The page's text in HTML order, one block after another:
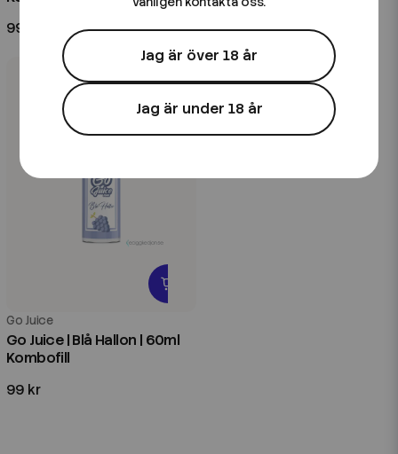
99 kr
79 kr
Go Juice
Go Juice | Blå Hallon | 60ml
Kombofill
99 kr
Jag är över 18 år
Jag är under 18 år